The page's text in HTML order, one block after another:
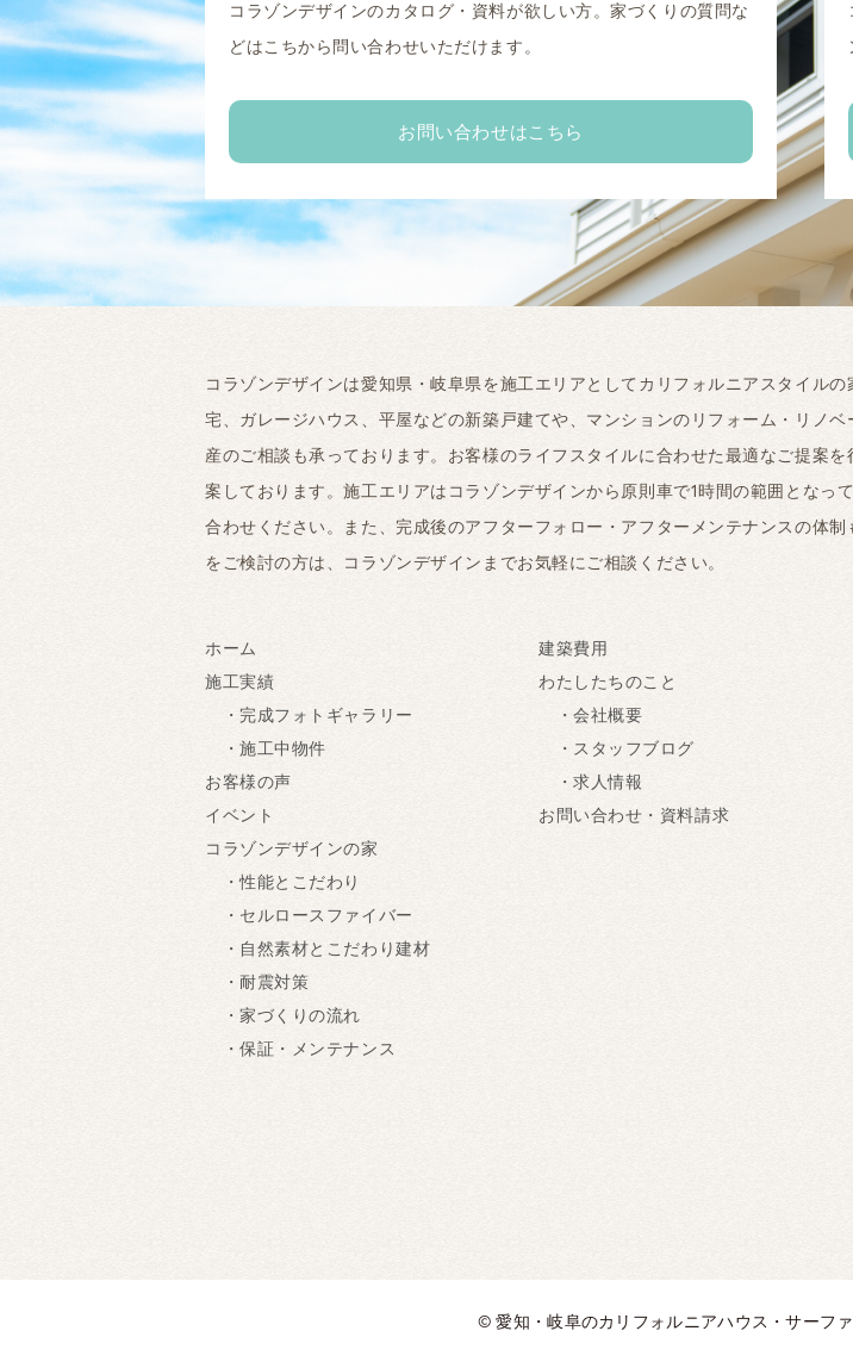
コラゾンデザインのカタログ・資料が欲しい方。家づくりの質問な
どはこちから問い合わせいただけます。
お問い合わせはこちら
コラゾンデザインは愛知県・岐阜県を施工エリアとしてカリフォルニアスタイル
宅、ガレージハウス、平屋などの新築戸建てや、マンションのリフォーム・リノ
産のご相談も承っております。お客様のライフスタイルに合わせた最適なご提案
案しております。施工エリアはコラゾンデザインから原則車で1時間の範囲とな
合わせください。また、完成後のアフターフォロー・アフターメンテナンスの体
をご検討の方は、コラゾンデザインまでお気軽にご相談ください。
ホーム
施工実績
・完成フォトギャラリー
・施工中物件
お客様の声
イベント
コラゾンデザインの家
・性能とこだわり
・セルロースファイバー
・自然素材とこだわり建材
・耐震対策
・家づくりの流れ
・保証・メンテナンス
建築費用
わたしたちのこと
・会社概要
・スタッフブログ
・求人情報
お問い合わせ・資料請求
© 愛知・岐阜のカリフォルニアハウス・サーフ